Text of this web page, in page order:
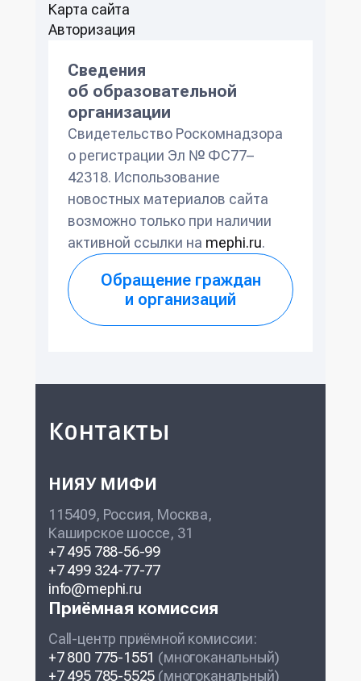
Карта сайта
Авторизация
Сведения
об образовательной
организации
Свидетельство Роскомнадзора
о регистрации Эл № ФС77–
42318. Использование
новостных материалов сайта
возможно только при наличии
активной ссылки на mephi.ru.
Обращение граждан
и организаций
Контакты
НИЯУ МИФИ
115409, Россия, Москва,
Каширское шоссе, 31
+7 495 788-56-99
+7 499 324-77-77
info@mephi.ru
Приёмная комиссия
Call-центр приёмной комиссии:
+7 800 775-1551 (многоканальный)
+7 495 785-5525 (многоканальный)